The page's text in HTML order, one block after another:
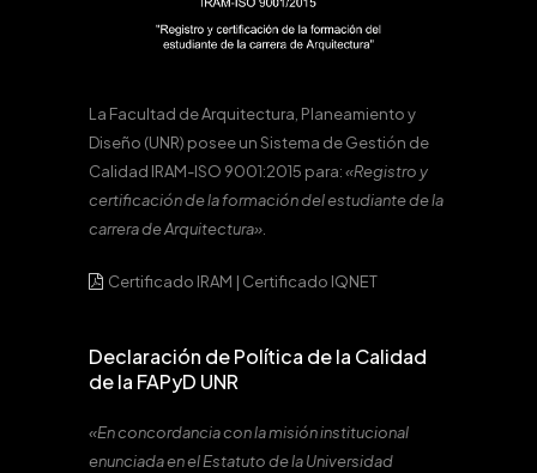
La Facultad de Arquitectura, Planeamiento y
Diseño (UNR) posee un Sistema de Gestión de
Calidad IRAM-ISO 9001:2015 para:«Registro y
certificación de la formación del estudiante de la
carrera de Arquitectura».
Certificado IRAM | Certificado IQNET
Declaración de Política de la Calidad
de la FAPyD UNR
«En concordancia con la misión institucional
enunciada en el Estatuto de la Universidad